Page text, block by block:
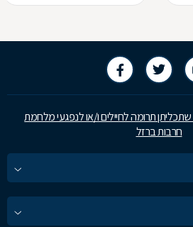
תרומה לחיילים ו/או לנפגעי מלחמת
חרבות ברזל